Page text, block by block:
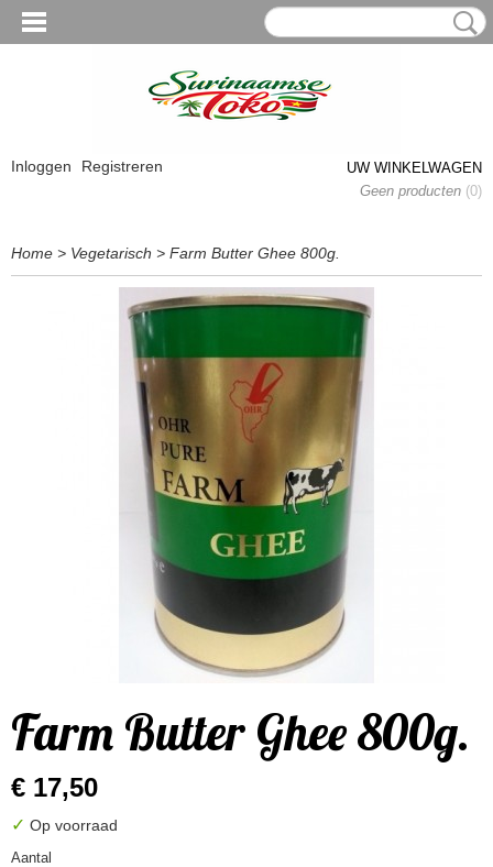
Inloggen Registreren
UW WINKELWAGEN
Geen producten (0)
Home > Vegetarisch > Farm Butter Ghee 800g.
Farm Butter Ghee 800g.
€ 17,50
✓ Op voorraad
Aantal